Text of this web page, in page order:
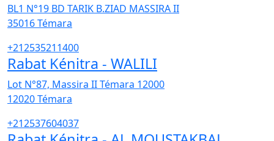
BL1 N°19 BD TARIK B.ZIAD MASSIRA II
35016Témara
+212535211400
Rabat Kénitra - WALILI
Lot N°87, Massira II Témara 12000
12020Témara
+212537604037